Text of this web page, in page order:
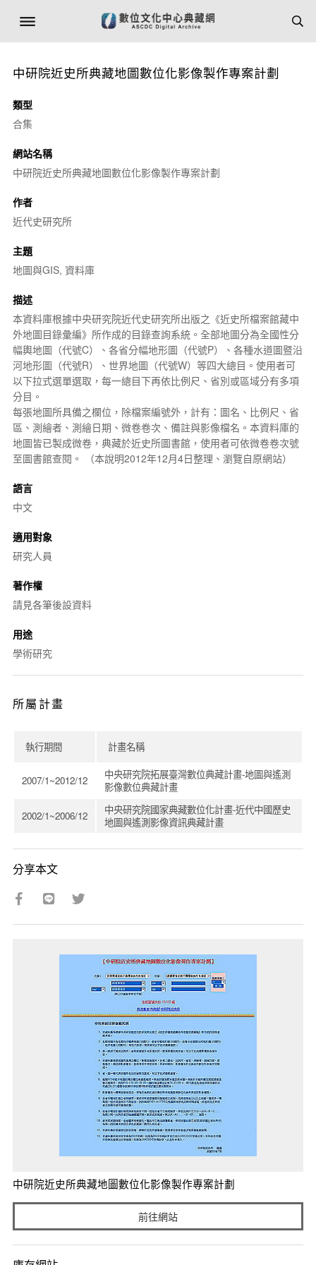
中研院近史所典藏地圖數位化影像製作專案計劃
類型
合集
網站名稱
中研院近史所典藏地圖數位化影像製作專案計劃
作者
近代史研究所
主題
地圖與GIS, 資料庫
描述
本資料庫根據中央研究院近代史研究所出版之《近史所檔案館藏中
外地圖目錄彙編》所作成的目錄查詢系統。全部地圖分為全國性分
幅輿地圖 （代號C）、各省分幅地形圖（代號P）、各種水道圖暨沿
河地形圖（代號R）、 世界地圖 （代號W）等四大總目。使用者可
以下拉式選單選取，每一總目下再依比例尺、省別或區域分有多項
分目。
每張地圖所具備之欄位，除檔案編號外，計有：圖名、比例尺、省
區、測繪者、測繪日期、微卷卷次、備註與影像檔名。本資料庫的
地圖皆已製成微卷，典藏於近史所圖書館，使用者可依微卷卷次號
至圖書館查閱。 （本說明2012年12月4日整理、瀏覽自原網站）
語言
中文
適用對象
研究人員
著作權
請見各筆後設資料
用途
學術研究
所屬計畫
執行期間 計畫名稱
2007/1~2012/12
中央研究院拓展臺灣數位典藏計畫-地圖與遙測
影像數位典藏計畫
2002/1~2006/12
中央研究院國家典藏數位化計畫-近代中國歷史
地圖與遙測影像資訊典藏計畫
分享本文
中研院近史所典藏地圖數位化影像製作專案計劃
前往網站